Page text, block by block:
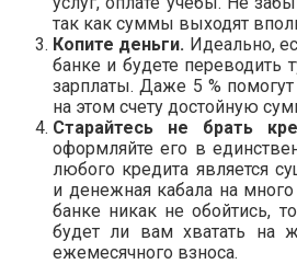
так как суммы выходят
Копите деньги. Идеально,
банке и будете переводить
зарплаты. Даже 5 %
на этом счету достойную
Старайтесь не брать
оформляйте его в
любого кредита является
и денежная кабала на
банке никак не обойтись,
будет ли вам хватать на
ежемесячного взноса.